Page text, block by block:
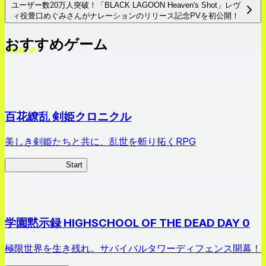
ユーザー数20万人突破！「BLACK LAGOON Heaven's Shot」レヴ
ィ役豊口めぐみさんがナレーションのリリース記念PVを初公開！
おすすめゲーム
百花繚乱 剣姫クロニクル
美しき剣姫たちと共に、乱世を斬り拓くRPG
Start
学園黙示録 HIGHSCHOOL OF THE DEAD DAY 0
極限世界を生き残れ。サバイバルタワーディフェンス開幕！